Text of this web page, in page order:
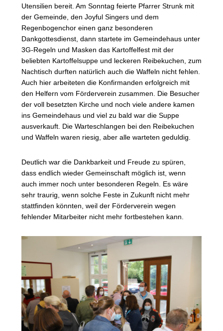
Utensilien bereit. Am Sonntag feierte Pfarrer Strunk mit
der Gemeinde, den Joyful Singers und dem
Regenbogenchor einen ganz besonderen
Dankgottesdienst, dann startete im Gemeindehaus unter
3G-Regeln und Masken das Kartoffelfest mit der
beliebten Kartoffelsuppe und leckeren Reibekuchen, zum
Nachtisch durften natürlich auch die Waffeln nicht fehlen.
Auch hier arbeiteten die Konfirmanden erfolgreich mit
den Helfern vom Förderverein zusammen. Die Besucher
der voll besetzten Kirche und noch viele andere kamen
ins Gemeindehaus und viel zu bald war die Suppe
ausverkauft. Die Warteschlangen bei den Reibekuchen
und Waffeln waren riesig, aber alle warteten geduldig.
Deutlich war die Dankbarkeit und Freude zu spüren,
dass endlich wieder Gemeinschaft möglich ist, wenn
auch immer noch unter besonderen Regeln. Es wäre
sehr traurig, wenn solche Feste in Zukunft nicht mehr
stattfinden könnten, weil der Förderverein wegen
fehlender Mitarbeiter nicht mehr fortbestehen kann.